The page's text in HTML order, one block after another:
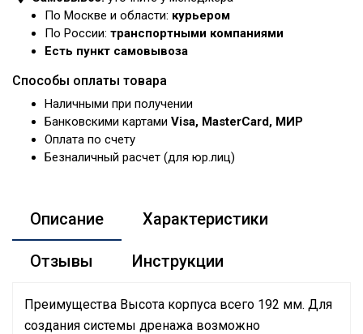
По Москве и области: курьером
По России: транспортными компаниями
Есть пункт самовывоза
Способы оплаты товара
Наличными при получении
Банковскими картами Visa, MasterCard, МИР
Оплата по счету
Безналичный расчет (для юр.лиц)
Описание Характеристики
Отзывы Инструкции
Преимущества Высота корпуса всего 192 мм. Для
создания системы дренажа возможно